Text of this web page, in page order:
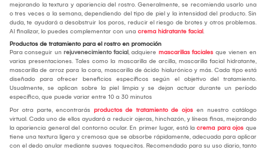
mejorando la textura y apariencia del rostro. Generalmente, se recomienda usarlo una
o tres veces a la semana, dependiendo del tipo de piel y la intensidad del producto. Sin
duda, te ayudará a desobstruir los poros, reducir el riesgo de brotes y otros problemas.
Al finalizar, lo puedes complementar con una crema hidratante facial.
Productos de tratamiento para el rostro en promoción
Para conseguir un rejuvenecimiento facial, adquiere mascarillas faciales que vienen en
varias presentaciones. Tales como la mascarilla de arcilla, mascarilla facial hidratante,
mascarilla de arroz para la cara, mascarilla de ácido hialurónico y más. Cada tipo está
diseñado para ofrecer beneficios específicos según el objetivo del tratamiento.
Usualmente, se aplican sobre la piel limpia y se dejan actuar durante un período
específico, que puede variar entre 10 a 30 minutos
Por otra parte, encontrarás productos de tratamiento de ojos en nuestro catálogo
virtual. Cada uno de ellos ayudará a reducir ojeras, hinchazón, y líneas finas, mejorando
la apariencia general del contorno ocular. En primer lugar, está la crema para ojos que
tiene una textura ligera y cremosa que se absorbe rápidamente, adecuada para aplicar
con el dedo anular mediante suaves toquecitos. Recomendado para su uso diario, tanto